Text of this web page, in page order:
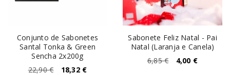
Conjunto de Sabonetes
Santal Tonka & Green
Sencha 2x200g
22,90€ 18,32 €
Sabonete Feliz Natal - Pai
Natal (Laranja e Canela)
6,85€ 4,00 €